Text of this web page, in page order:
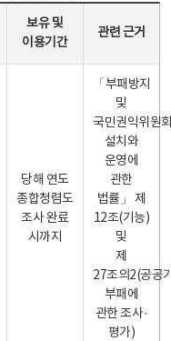
보유 및
이용기간
관련 근거
당해 연도
종합청렴도
조사 완료
시까지
「부패방지
및
국민권익위원
설치와
운영에
관한
법률」 제
12조(기능)
및
제
27조의2(공공
부패에
관한 조사·
평가)